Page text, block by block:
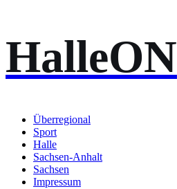
Inhalt
springen
HalleON
Überregional
Sport
Halle
Sachsen-Anhalt
Sachsen
Impressum